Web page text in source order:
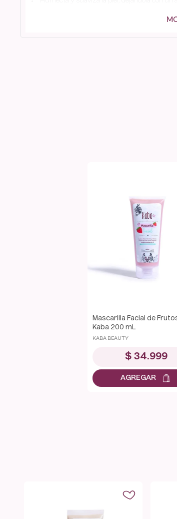
Contiene antioxidantes que combaten
¡La Mascarilla Facial de Chocolate Kaba es
rostro mientras disfrutas de sus beneficios
Mascarilla Facial de
Kaba 200 mL
KABA BEAUTY
$ 34.999